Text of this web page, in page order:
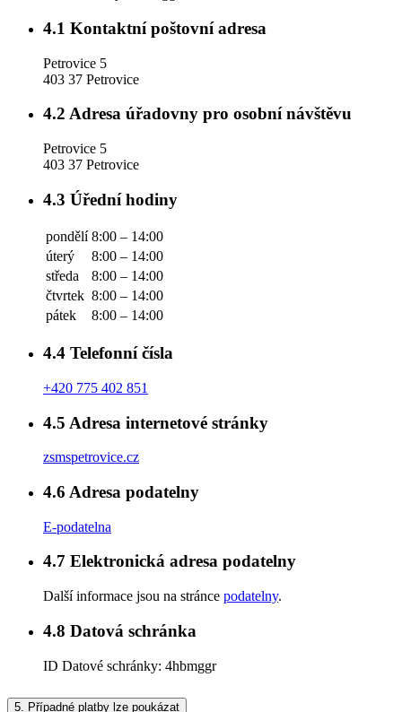
4.1 Kontaktní poštovní adresa
Petrovice 5
403 37 Petrovice
4.2 Adresa úřadovny pro osobní návštěvu
Petrovice 5
403 37 Petrovice
4.3 Úřední hodiny
pondělí 8:00 – 14:00
úterý
8:00 – 14:00
středa
8:00 – 14:00
čtvrtek 8:00 – 14:00
pátek
8:00 – 14:00
4.4 Telefonní čísla
+420 775 402 851
4.5 Adresa internetové stránky
zsmspetrovice.cz
4.6 Adresa podatelny
E-podatelna
4.7 Elektronická adresa podatelny
Další informace jsou na stránce podatelny.
4.8 Datová schránka
ID Datové schránky: 4hbmggr
5. Případné platby lze poukázat